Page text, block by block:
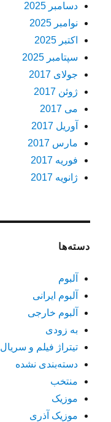
دسامبر 2025
نوامبر 2025
اکتبر 2025
سپتامبر 2025
جولای 2017
ژوئن 2017
می 2017
آوریل 2017
مارس 2017
فوریه 2017
ژانویه 2017
دسته‌ها
آلبوم
آلبوم ایرانی
آلبوم خارجی
به زودی
تیتراژ فیلم و سریال
دسته‌بندی نشده
منتخب
موزیک
موزیک آذری